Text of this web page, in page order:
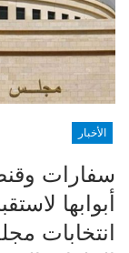
الأخبار
سفارات
أبوابها